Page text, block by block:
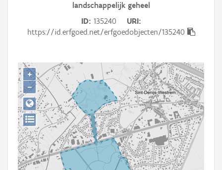
Gebeurtenis
Downloads
Hergebruik
Aanmelden
landschappelijk geheel
ID 135240
URI
https://id.erfgoed.net/erfgoedobjecten/135240
+
−